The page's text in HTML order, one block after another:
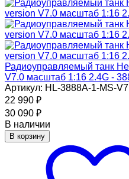
Радиоуправляемый танк
V7.0 масштаб 1:16 2.4G -
Артикул: HL-3888A-1-MS-V7
22 990 ₽
30 090 ₽
В наличии
В корзину